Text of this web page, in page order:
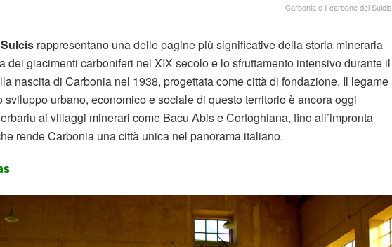
Carbonia e il carbone del Sulcis
rappresentano una delle pagine più significative della storia mineraria
dei giacimenti carboniferi nel XIX secolo e lo sfruttamento intensivo durante il
nascita di Carbonia nel 1938, progettata come città di fondazione. Il legame
urbano, economico e sociale di questo territorio è ancora oggi
ai villaggi minerari come Bacu Abis e Cortoghiana, fino all’impronta
rende Carbonia una città unica nel panorama italiano.